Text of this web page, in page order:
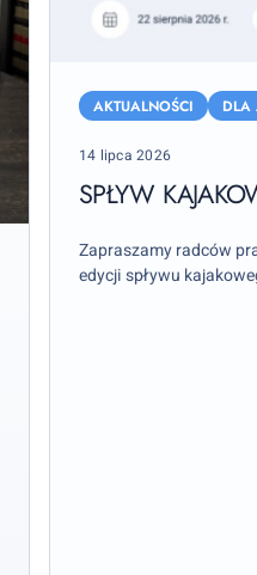
kajakowy
2026
AKTUALNOŚCI DLA
Posted
14 lipca 2026
SPŁYW
Zapraszamy radców
edycji spływu